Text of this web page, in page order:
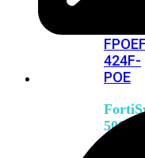
FPOE
424F-
POE
500